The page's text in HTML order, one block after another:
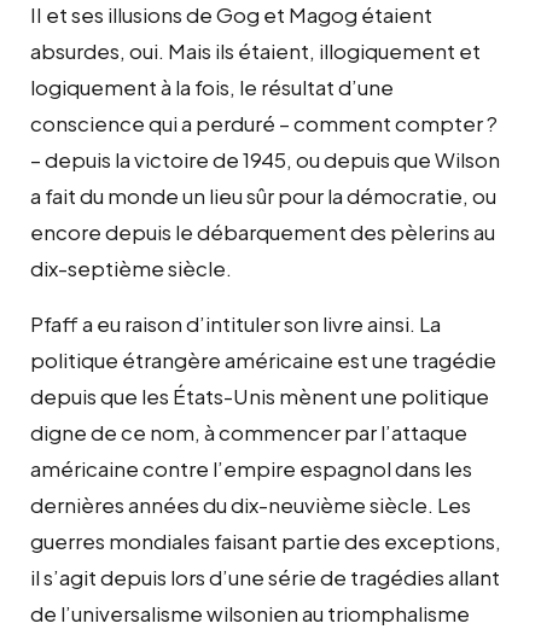
II et ses illusions de Gog et Magog étaient
absurdes, oui. Mais ils étaient, illogiquement et
logiquement à la fois, le résultat d’une
conscience qui a perduré – comment compter ?
– depuis la victoire de 1945, ou depuis que Wilson
a fait du monde un lieu sûr pour la démocratie, ou
encore depuis le débarquement des pèlerins au
dix-septième siècle.
Pfaff a eu raison d’intituler son livre ainsi. La
politique étrangère américaine est une tragédie
depuis que les États-Unis mènent une politique
digne de ce nom, à commencer par l’attaque
américaine contre l’empire espagnol dans les
dernières années du dix-neuvième siècle. Les
guerres mondiales faisant partie des exceptions,
il s’agit depuis lors d’une série de tragédies allant
de l’universalisme wilsonien au triomphalisme